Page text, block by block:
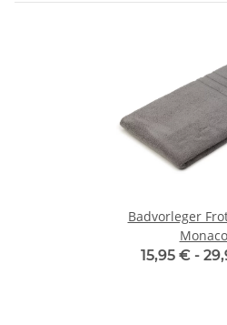
Badvorleger
Monaco
15,95 € -